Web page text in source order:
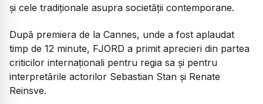
și cele tradiționale asupra societății contemporane.
După premiera de la Cannes, unde a fost aplaudat
timp de 12 minute, FJORD a primit aprecieri din partea
criticilor internaționali pentru regia sa și pentru
interpretările actorilor Sebastian Stan și Renate
Reinsve.